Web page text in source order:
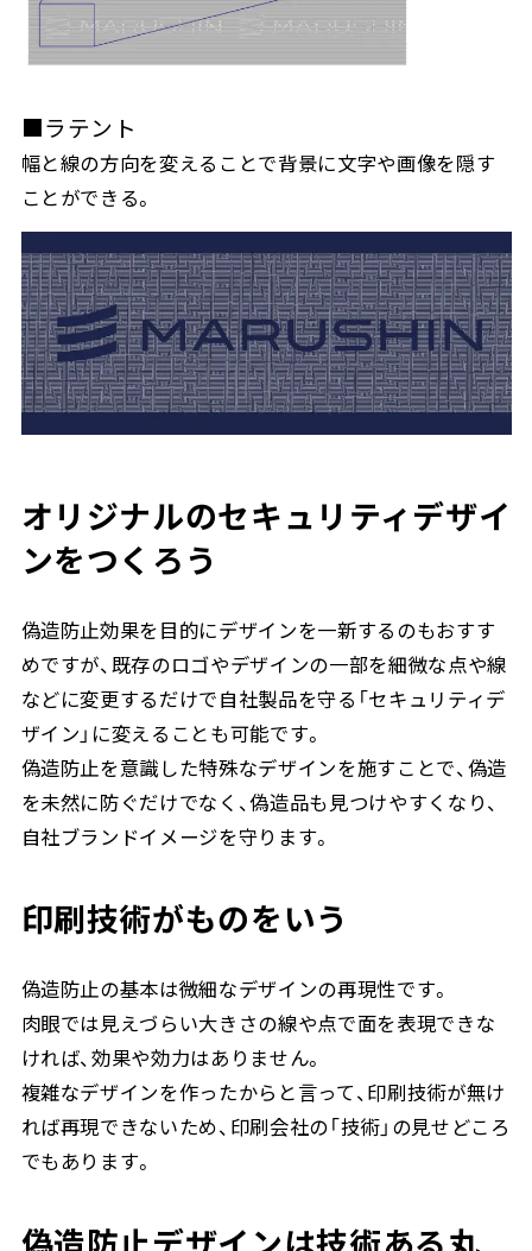
■ラテント
幅と線の方向を変えることで背景に文字や画像を隠す
ことができる。
オリジナルのセキュリティデザイ
ンをつくろう
偽造防止効果を目的にデザインを一新するのもおすす
めですが、既存のロゴやデザインの一部を細微な点や線
などに変更するだけで自社製品を守る「セキュリティデ
ザイン」に変えることも可能です。
偽造防止を意識した特殊なデザインを施すことで、偽造
を未然に防ぐだけでなく、偽造品も見つけやすくなり、
自社ブランドイメージを守ります。
印刷技術がものをいう
偽造防止の基本は微細なデザインの再現性です。
肉眼では見えづらい大きさの線や点で面を表現できな
ければ、効果や効力はありません。
複雑なデザインを作ったからと言って、印刷技術が無け
れば再現できないため、印刷会社の「技術」の見せどころ
でもあります。
偽造防止デザインは技術ある丸